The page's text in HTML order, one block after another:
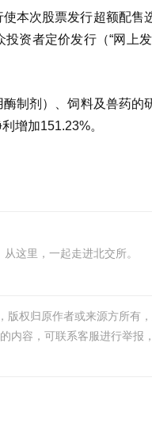
本次股票发行超额配售
资者定价发行（“网上
制剂）、饲料及兽药的
增加151.23%。
这里，一起走进北交所。
版权归原作者或来源方所有
内容，可联系客服进行举报